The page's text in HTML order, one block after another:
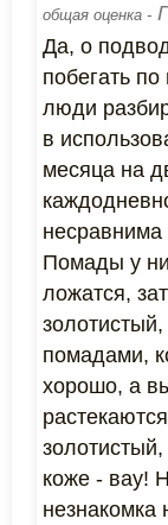
общая оценка -
Да, о
побегать
люди
в
месяца на
несравнима
Помады у
ложатся,
помадами,
хорошо, а
коже - вау!
незнакомка